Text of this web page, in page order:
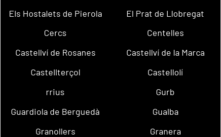
Els Hostalets de Pierola
El Prat de Llobregat
Cercs
Centelles
Castellví de Rosanes
Castellví de la Marca
Castellterçol
Castellolí
rrius
Gurb
Guardiola de Berguedà
Gualba
Granollers
Granera